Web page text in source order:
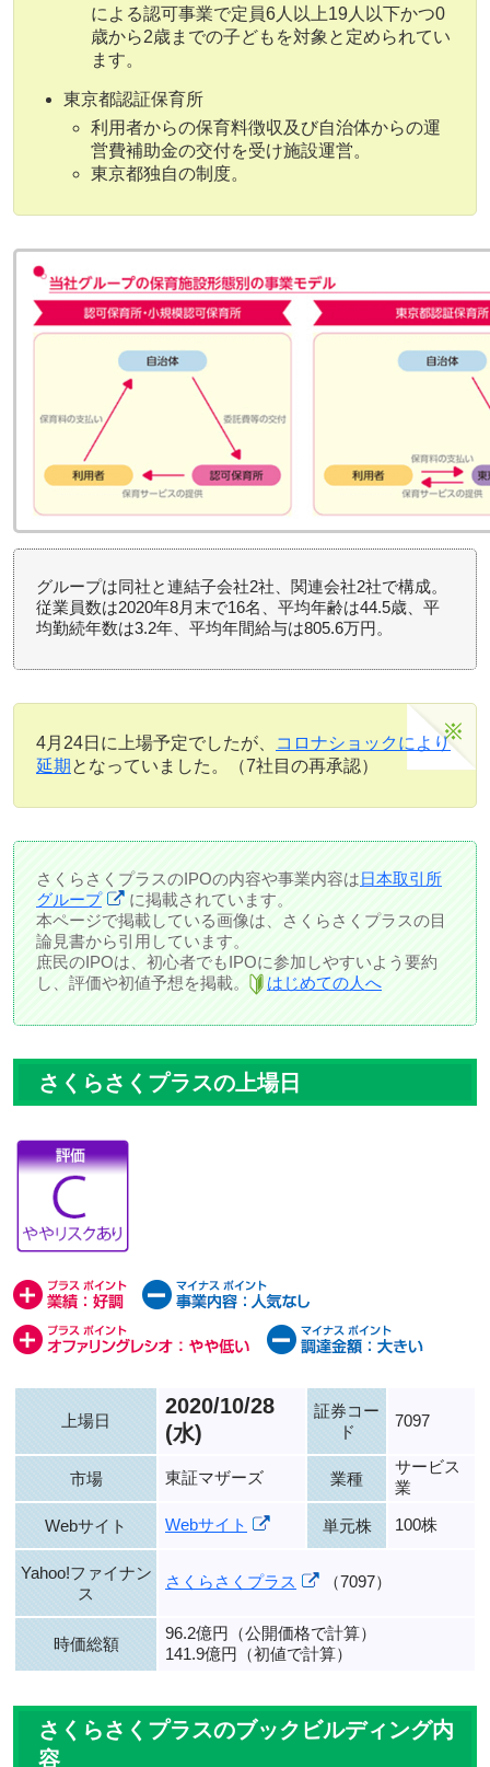
による認可事業で定員6人以上19人以下かつ0
歳から2歳までの子どもを対象と定められてい
ます。
東京都認証保育所
利用者からの保育料徴収及び自治体からの運
営費補助金の交付を受け施設運営。
東京都独自の制度。
グループは同社と連結子会社2社、関連会社2社で構成。
従業員数は2020年8月末で16名、平均年齢は44.5歳、平
均勤続年数は3.2年、平均年間給与は805.6万円。
4月24日に上場予定でしたが、
コロナショックにより
延期 となっていました。（7社目の再承認）
さくらさくプラスのIPOの内容や事業内容は日本取引所
グループ
に掲載されています。
本ページで掲載している画像は、さくらさくプラスの目
論見書から引用しています。
庶民のIPOは、初心者でもIPOに参加しやすいよう要約
し、評価や初値予想を掲載。
はじめての人へ
さくらさくプラスの上場日
上場日
2020/10/28
(水)
証券コー
ド
7097
市場 東証マザーズ 業種
サービス
業
Webサイト Webサイト 単元株 100株
Yahoo!ファイナン
ス
さくらさくプラス （7097）
時価総額
96.2億円（公開価格で計算）
141.9億円（初値で計算）
さくらさくプラスのブックビルディング内
容